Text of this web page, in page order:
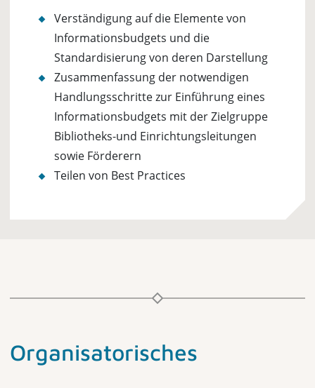
Verständigung auf die Elemente von
Informationsbudgets und die
Standardisierung von deren Darstellung
Zusammenfassung der notwendigen
Handlungsschritte zur Einführung eines
Informationsbudgets mit der Zielgruppe
Bibliotheks-und Einrichtungsleitungen
sowie Förderern
Teilen von Best Practices
Organisatorisches